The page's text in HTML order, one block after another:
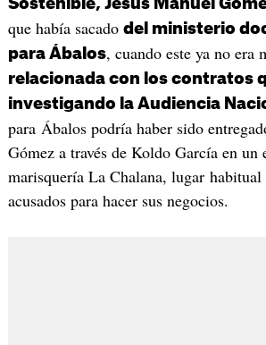
Sostenible, Jesús Manuel
que había sacado del ministerio
para Ábalos, cuando este ya no era
relacionada con los contratos
investigando la Audiencia
para Ábalos podría haber sido
Gómez a través de Koldo García en un
marisquería La Chalana, lugar habitual
acusados para hacer sus negocios.